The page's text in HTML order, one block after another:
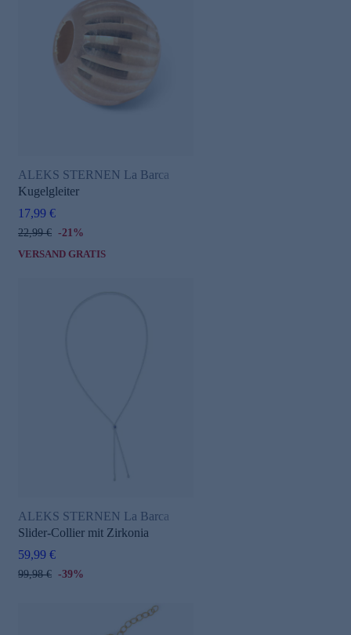
ALEKS STERNEN La Barca
Kugelgleiter
17,99 €
22,99 € -21%
VERSAND GRATIS
ALEKS STERNEN La Barca
Slider-Collier mit Zirkonia
59,99 €
99,98 € -39%